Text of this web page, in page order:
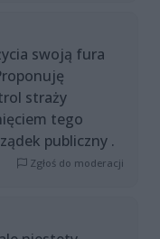
swoją fura
straży
tego
publiczny .
Zgłoś do moderacji